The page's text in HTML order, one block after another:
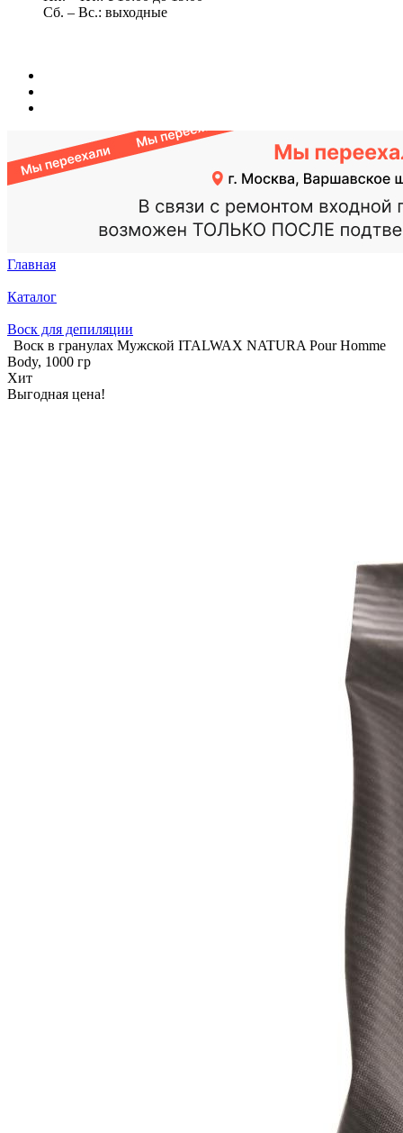
Сб. – Вс.: выходные
Главная
Каталог
Воск для депиляции
Воск в гранулах Мужской ITALWAX NATURA Pour Homme
Body, 1000 гр
Хит
Выгодная цена!